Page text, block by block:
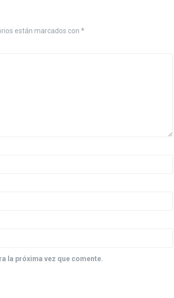
están marcados con *
la próxima vez que comente.